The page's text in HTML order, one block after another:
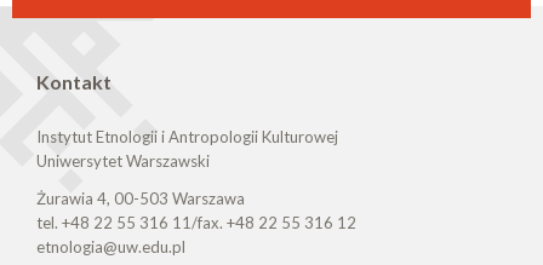
Kontakt
Instytut Etnologii i Antropologii Kulturowej
Uniwersytet Warszawski
Żurawia 4, 00-503 Warszawa
tel. +48 22 55 316 11/fax. +48 22 55 316 12
etnologia@uw.edu.pl